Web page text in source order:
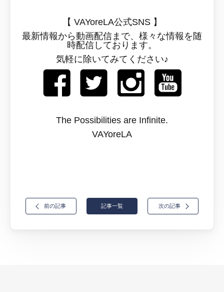
【 VAYoreLA公式SNS 】
最新情報から動画配信まで、様々な情報を随
時配信しております。
気軽に除いてみてください♪
The Possibilities are Infinite.
VAYoreLA
前の記事 記事一覧 次の記事